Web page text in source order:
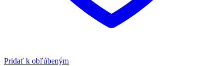
Pridať k obľúbeným